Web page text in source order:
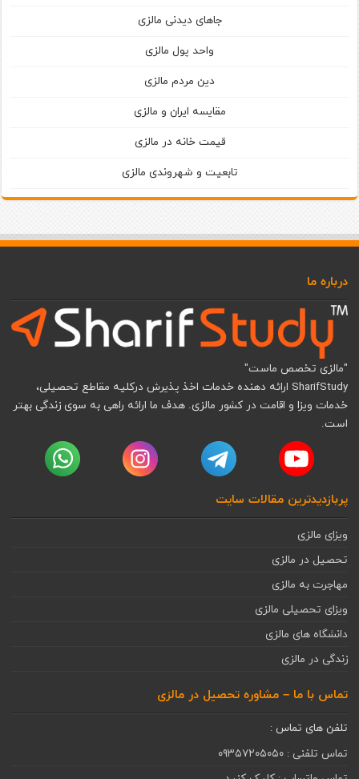
جاهای دیدنی مالزی
واحد پول مالزی
دین مردم مالزی
مقایسه ایران و مالزی
قیمت خانه در مالزی
تابعیت و شهروندی مالزی
درباره ما
"مالزی تخصص ماست"
SharifStudy ارائه دهنده خدمات اخذ پذیرش درکلیه مقاطع تحصیلی،
خدمات ویزا و اقامت در کشور مالزی. هدف ما ارائه راهی به سوی زندگی بهتر
است.
پربازدیدترین مقالات سایت
ویزای مالزی
تحصیل در مالزی
مهاجرت به مالزی
ویزای تحصیلی مالزی
دانشگاه های مالزی
زندگی در مالزی
تماس با ما – مشاوره تحصیل در مالزی
تلفن های تماس :
تماس تلفنی : ۰۹۳۵۷۲۰۵۰۵۰